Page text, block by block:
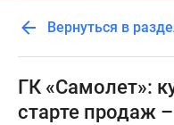
Москвы
Готовые
новостройки
Новостройки
Вернуться в
ГК «Самолет»:
старте продаж